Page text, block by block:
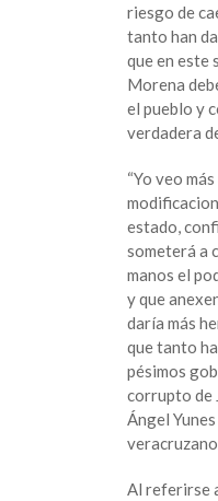
riesgo de
tanto han
que en este
Morena
el pueblo y
verdadera
“Yo veo
estado,
someterá a
manos el
y que
daría más
que tanto
pésimos
corrupto de
Ángel
Al referirse